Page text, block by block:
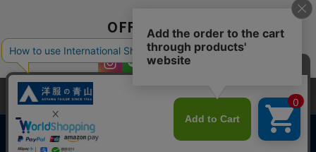
OFFICIAL SNS
当サイトでは、快適な閲覧体験とコンテンツ改善のためにCookieを使用
しています。閲覧を続けることで、Cookieの使用に同意したものとみな
します。詳細については